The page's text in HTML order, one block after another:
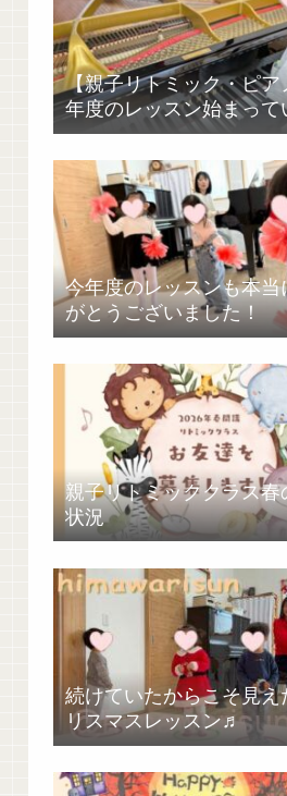
【親子リトミック・ピア
年度のレッスン始まって
す！
今年度のレッスンも本当
がとうございました！
親子リトミッククラス春
状況
続けていたからこそ見え
リスマスレッスン♬